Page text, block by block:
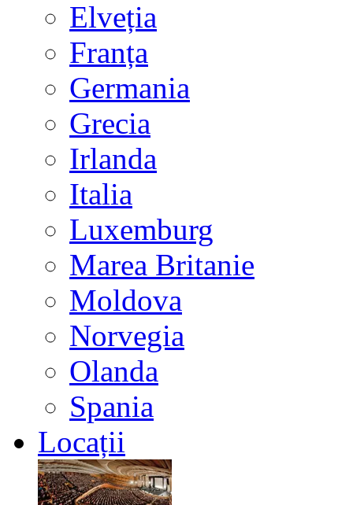
Elveția
Franța
Germania
Grecia
Irlanda
Italia
Luxemburg
Marea Britanie
Moldova
Norvegia
Olanda
Spania
Locații